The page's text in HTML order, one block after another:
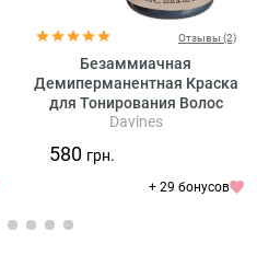
Отзывы (2)
Безаммиачная
Демиперманентная Краска
для Тонирования Волос
Davines View High Shine
Mahogany, 60 мл
(махагоновые оттенки)
Davines
580 грн.
+ 29 бонусов